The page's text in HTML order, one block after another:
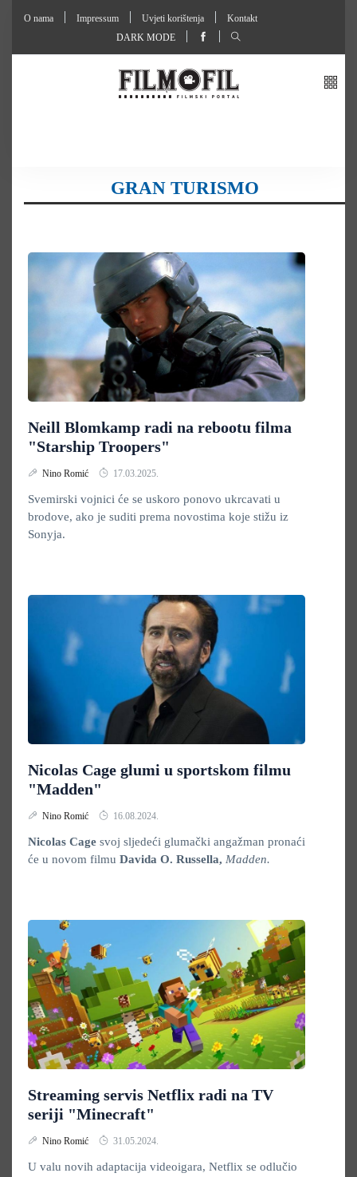
O nama Impressum Uvjeti korištenja
Kontakt
DARK MODE
GRAN TURISMO
Neill Blomkamp radi na rebootu filma
"Starship Troopers"
Nino Romić 17.03.2025.
Svemirski vojnici će se uskoro ponovo ukrcavati u
brodove, ako je suditi prema novostima koje stižu iz
Sonyja.
Nicolas Cage glumi u sportskom filmu
"Madden"
Nino Romić 16.08.2024.
Nicolas Cage svoj sljedeći glumački angažman pronaći
će u novom filmu Davida O. Russella, Madden.
Streaming servis Netflix radi na TV
seriji "Minecraft"
Nino Romić 31.05.2024.
U valu novih adaptacija videoigara, Netflix se odlučio